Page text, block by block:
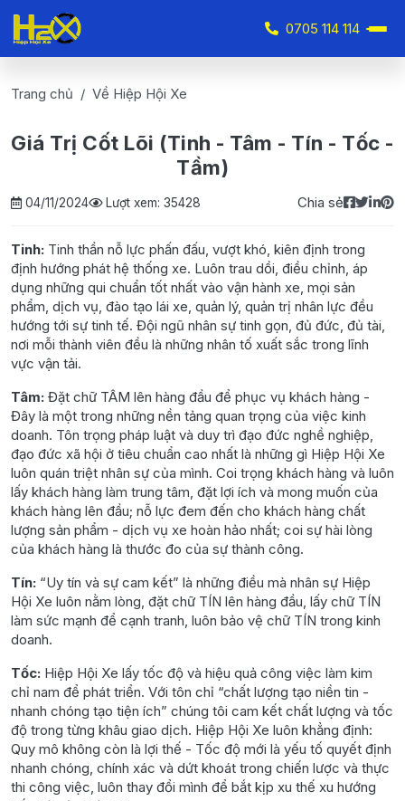
0705 114 114
Trang chủ Về Hiệp Hội Xe
Giá Trị Cốt Lõi (Tinh - Tâm - Tín - Tốc -
Tầm)
04/11/2024 Lượt xem: 35428 Chia sẻ
Tinh: Tinh thần nỗ lực phấn đấu, vượt khó, kiên định trong
định hướng phát hệ thống xe. Luôn trau dồi, điều chỉnh, áp
dụng những qui chuẩn tốt nhất vào vận hành xe, mọi sản
phẩm, dịch vụ, đào tạo lái xe, quản lý, quản trị nhân lực đều
hướng tới sự tinh tế. Đội ngũ nhân sự tinh gọn, đủ đức, đủ tài,
nơi mỗi thành viên đều là những nhân tố xuất sắc trong lĩnh
vực vận tải.
Tâm: Đặt chữ TÂM lên hàng đầu để phục vụ khách hàng -
Đây là một trong những nền tảng quan trọng của việc kinh
doanh. Tôn trọng pháp luật và duy trì đạo đức nghề nghiệp,
đạo đức xã hội ở tiêu chuẩn cao nhất là những gì Hiệp Hội Xe
luôn quán triệt nhân sự của mình. Coi trọng khách hàng và luôn
lấy khách hàng làm trung tâm, đặt lợi ích và mong muốn của
khách hàng lên đầu; nỗ lực đem đến cho khách hàng chất
lượng sản phẩm - dịch vụ xe hoàn hảo nhất; coi sự hài lòng
của khách hàng là thước đo của sự thành công.
Tín: “Uy tín và sự cam kết” là những điều mà nhân sự Hiệp
Hội Xe luôn nằm lòng, đặt chữ TÍN lên hàng đầu, lấy chữ TÍN
làm sức mạnh để cạnh tranh, luôn bảo vệ chữ TÍN trong kinh
doanh.
Tốc: Hiệp Hội Xe lấy tốc độ và hiệu quả công việc làm kim
chỉ nam để phát triển. Với tôn chỉ “chất lượng tạo niền tin -
nhanh chóng tạo tiện ích” chúng tôi cam kết chất lượng và tốc
độ trong từng khâu giao dịch. Hiệp Hội Xe luôn khẳng định:
Quy mô không còn là lợi thế - Tốc độ mới là yếu tố quyết định
nhanh chóng, chính xác và dứt khoát trong chiến lược và thực
thi công việc, luôn thay đổi mình để bắt kịp xu thế xu hướng